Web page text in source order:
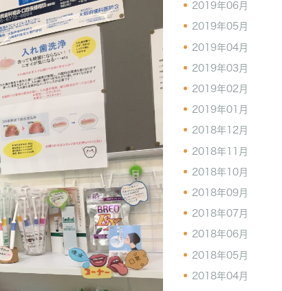
2019年06月
2019年05月
2019年04月
2019年03月
2019年02月
2019年01月
2018年12月
2018年11月
2018年10月
2018年09月
2018年07月
2018年06月
2018年05月
2018年04月